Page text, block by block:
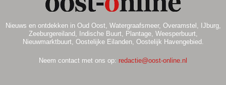
Nieuws en ontdekken in Oud Oost, Watergraafsmeer, Overamstel, IJburg,
Zeeburgereiland, Indische Buurt, Plantage, Weesperbuurt,
Nieuwmarktbuurt, Oostelijke Eilanden, Oostelijk Havengebied.
Neem contact met ons op: redactie@oost-online.nl